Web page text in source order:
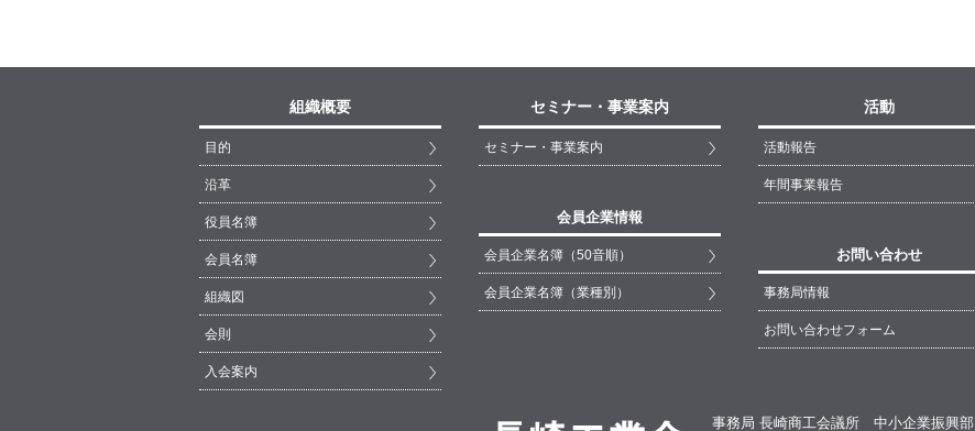
組織概要
目的
沿革
役員名簿
会員名簿
組織図
会則
入会案内
セミナー・事業案内
セミナー・事業案内
会員企業情報
会員企業名簿（50音順）
会員企業名簿（業種別）
活動
活動報告
年間事業報告
お問い合わせ
事務局情報
お問い合わせフォーム
事務局 長崎商工会議所 中小企業振興部